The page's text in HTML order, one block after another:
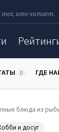
тех, кто читает.
0 ГДЕ
блюда из
и досуг